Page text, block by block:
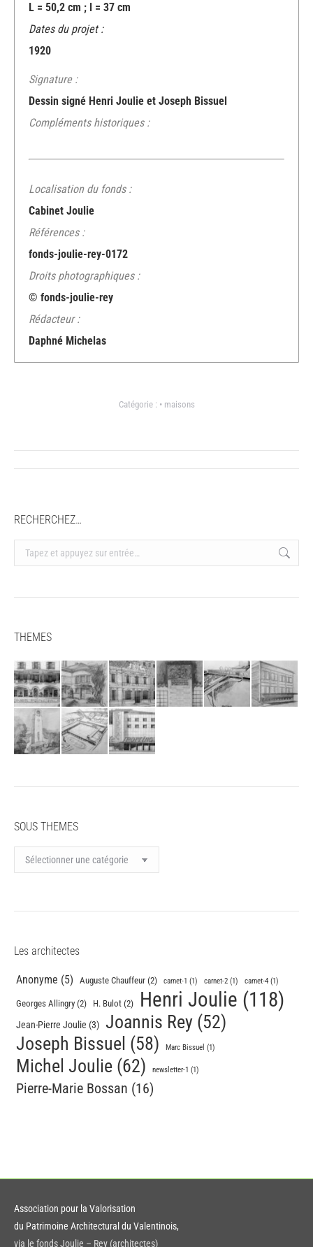
L = 50,2 cm ; l = 37 cm
Dates du projet :
1920
Signature :
Dessin signé Henri Joulie et Joseph Bissuel
Compléments historiques :
Localisation du fonds :
Cabinet Joulie
Références :
fonds-joulie-rey-0172
Droits photographiques :
© fonds-joulie-rey
Rédacteur :
Daphné Michelas
Catégorie : • maisons
Navigation
RECHERCHEZ…
Recherche
:
THEMES
SOUS THEMES
SOUS
THEMES
Les architectes
Anonyme (5) Auguste Chauffeur (2) carnet-1 (1) carnet-2 (1) carnet-4 (1)
Georges Allingry (2) H. Bulot (2) Henri Joulie (118)
Jean-Pierre Joulie (3) Joannis Rey (52)
Joseph Bissuel (58) Marc Bissuel (1)
Michel Joulie (62) newsletter-1 (1)
Pierre-Marie Bossan (16)
Association pour la Valorisation
du Patrimoine Architectural du Valentinois,
via le fonds Joulie – Rey (architectes)